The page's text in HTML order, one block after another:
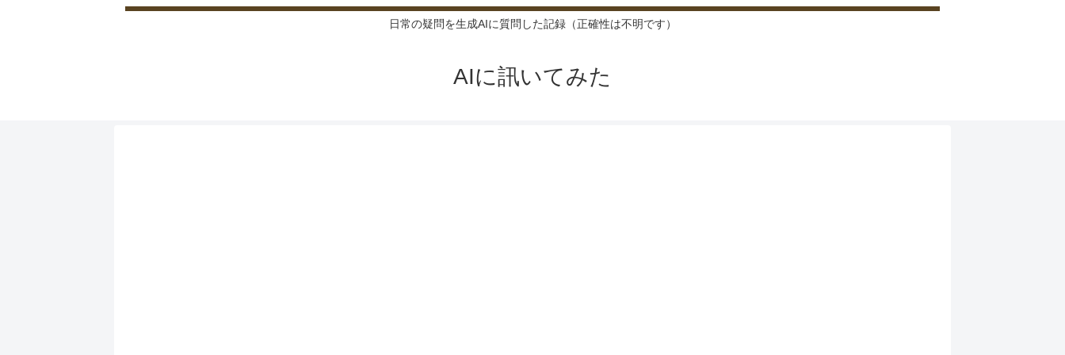
日常の疑問を生成AIに質問した記録（正確性は不明です）
AIに訊いてみた